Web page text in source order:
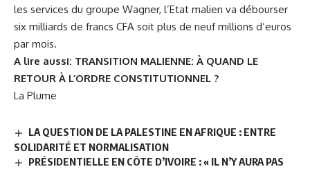
les services du groupe Wagner, l’Etat malien va débourser
six milliards de francs CFA soit plus de neuf millions d’euros
par mois.
A lire aussi: TRANSITION MALIENNE: À QUAND LE
RETOUR À L’ORDRE CONSTITUTIONNEL ?
La Plume
LA QUESTION DE LA PALESTINE EN AFRIQUE : ENTRE
SOLIDARITÉ ET NORMALISATION
PRÉSIDENTIELLE EN CÔTE D’IVOIRE : « IL N’Y AURA PAS